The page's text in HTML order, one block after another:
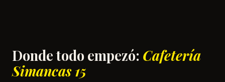
Donde todo empezó: Cafetería
Simancas 15